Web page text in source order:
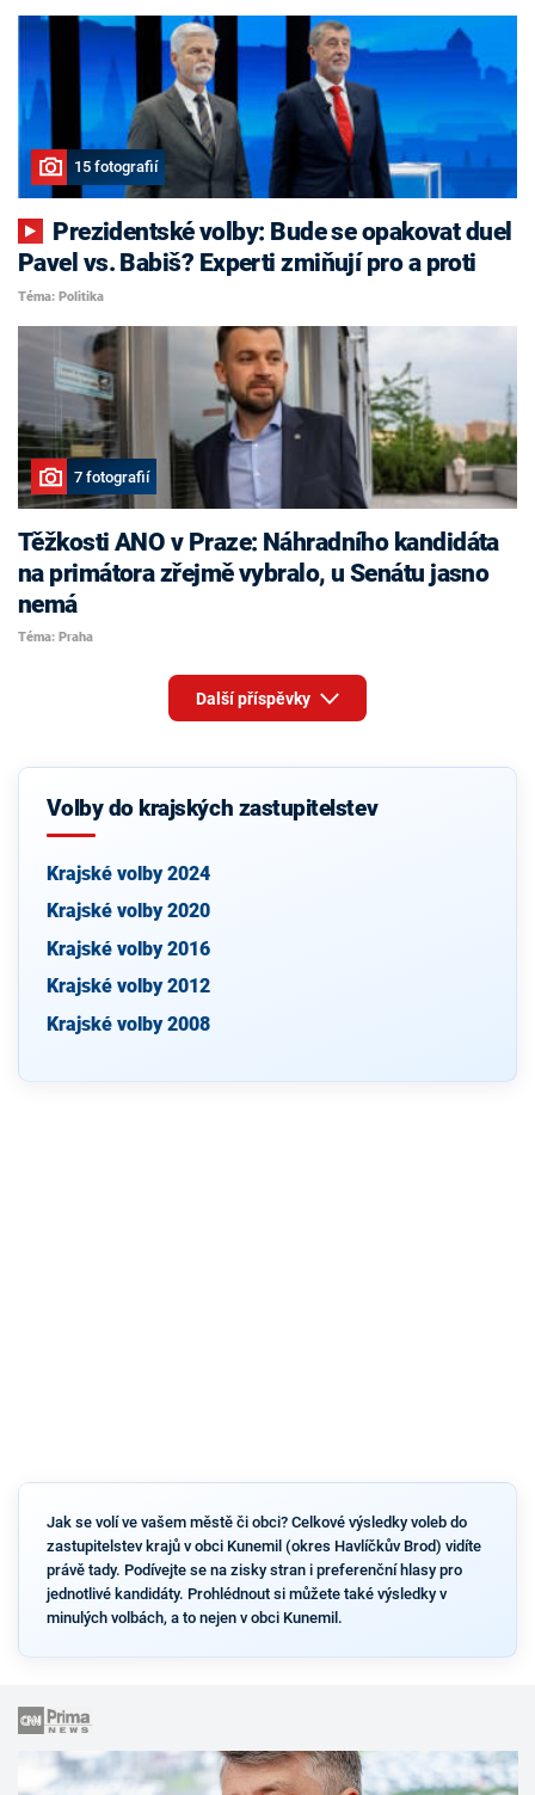
15 fotografií
Pavel vs. Babiš? Experti zmiňují pro a proti
Téma: Politika
7 fotografií
Těžkosti ANO v Praze: Náhradního kandidáta
na primátora zřejmě vybralo, u Senátu jasno
nemá
Téma: Praha
Další příspěvky
Volby do krajských zastupitelstev
Krajské volby 2024
Krajské volby 2020
Krajské volby 2016
Krajské volby 2012
Krajské volby 2008
Jak se volí ve vašem městě či obci? Celkové výsledky voleb do
zastupitelstev krajů v obci Kunemil (okres Havlíčkův Brod) vidíte
právě tady. Podívejte se na zisky stran i preferenční hlasy pro
jednotlivé kandidáty. Prohlédnout si můžete také výsledky v
minulých volbách, a to nejen v obci Kunemil.